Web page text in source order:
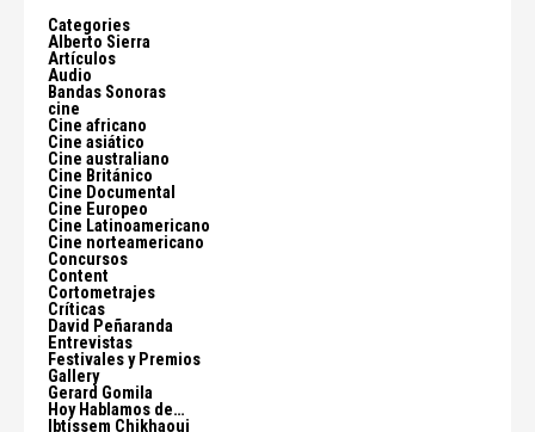
Categories
Alberto Sierra
Artículos
Audio
Bandas Sonoras
cine
Cine africano
Cine asiático
Cine australiano
Cine Británico
Cine Documental
Cine Europeo
Cine Latinoamericano
Cine norteamericano
Concursos
Content
Cortometrajes
Críticas
David Peñaranda
Entrevistas
Festivales y Premios
Gallery
Gerard Gomila
Hoy Hablamos de…
Ibtissem Chikhaoui